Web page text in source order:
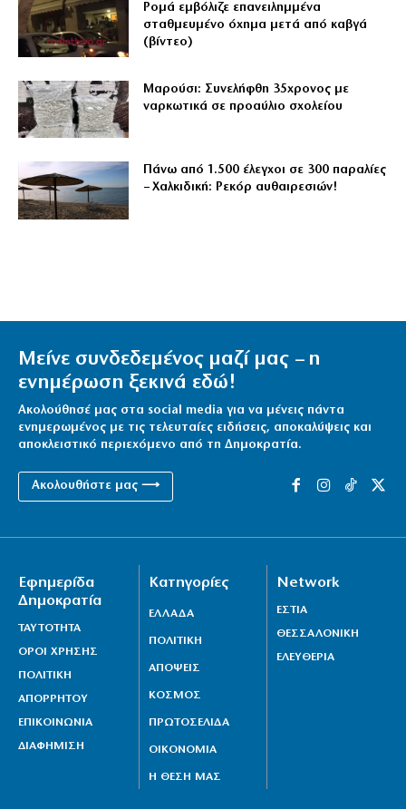
Ρομά εμβόλιζε επανειλημμένα
σταθμευμένο όχημα μετά από καβγά
(βίντεο)
Μαρούσι: Συνελήφθη 35χρονος με
ναρκωτικά σε προαύλιο σχολείου
Πάνω από 1.500 έλεγχοι σε 300 παραλίες
– Χαλκιδική: Ρεκόρ αυθαιρεσιών!
Μείνε συνδεδεμένος μαζί μας – η
ενημέρωση ξεκινά εδώ!
Ακολούθησέ μας στα social media για να μένεις πάντα
ενημερωμένος με τις τελευταίες ειδήσεις, αποκαλύψεις και
αποκλειστικό περιεχόμενο από τη Δημοκρατία.
Ακολουθήστε μας ⟶
Εφημερίδα
Δημοκρατία
ΤΑΥΤΟΤΗΤΑ
ΟΡΟΙ ΧΡΗΣΗΣ
ΠΟΛΙΤΙΚΗ
ΑΠΟΡΡΗΤΟΥ
ΕΠΙΚΟΙΝΩΝΙΑ
ΔΙΑΦΗΜΙΣΗ
Κατηγορίες
ΕΛΛΑΔΑ
ΠΟΛΙΤΙΚΗ
ΑΠΟΨΕΙΣ
ΚΟΣΜΟΣ
ΠΡΩΤΟΣΕΛΙΔΑ
ΟΙΚΟΝΟΜΙΑ
Η ΘΕΣΗ ΜΑΣ
Network
ΕΣΤΙΑ
ΘΕΣΣΑΛΟΝΙΚΗ
ΕΛΕΥΘΕΡΙΑ